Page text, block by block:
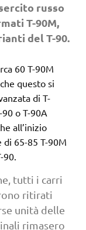
russo
T-90M,
del T-90.
60 T-90M
questo si
di T-
o T-90A
all’inizio
di 65-85 T-90M
90.
tutti i carri
ritirati
unità delle
rimasero